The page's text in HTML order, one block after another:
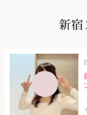
新宿